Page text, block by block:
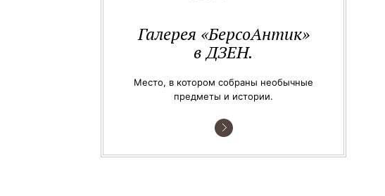
Галерея «БерсоАнтик»
в ДЗЕН.
Место, в котором собраны необычные
предметы и истории.